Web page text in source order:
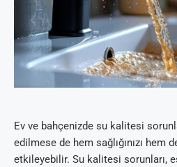
Ev ve bahçenizde su kalitesi
edilmese de hem sağlığınızı hem
etkileyebilir. Su kalitesi sorunları,